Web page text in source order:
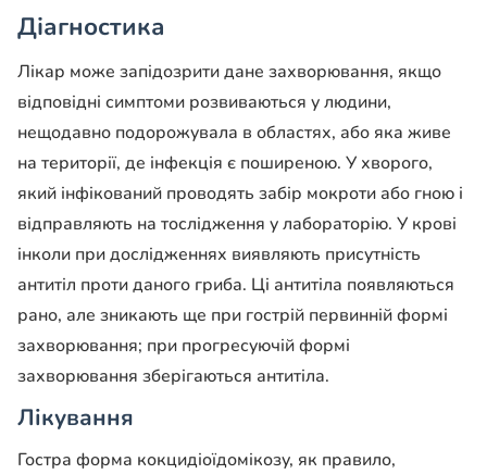
Діагностика
Лікар може запідозрити дане захворювання, якщо
відповідні симптоми розвиваються у людини,
нещодавно подорожувала в областях, або яка живе
на території, де інфекція є поширеною. У хворого,
який інфікований проводять забір мокроти або гною і
відправляють на тослідження у лабораторію. У крові
інколи при дослідженнях виявляють присутність
антитіл проти даного гриба. Ці антитіла появляються
рано, але зникають ще при гострій первинній формі
захворювання; при прогресуючій формі
захворювання зберігаються антитіла.
Лікування
Гостра форма кокцидіоїдомікозу, як правило,